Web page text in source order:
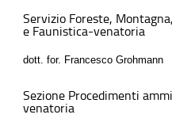
Servizio Foreste,
e Faunistica-venatoria
dott. for. Francesco Grohmann
Sezione Procedimenti
venatoria